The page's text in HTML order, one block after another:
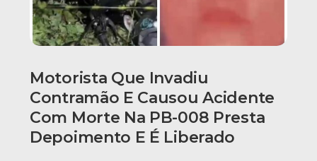
Motorista Que Invadiu
Contramão E Causou Acidente
Com Morte Na PB-008 Presta
Depoimento E É Liberado